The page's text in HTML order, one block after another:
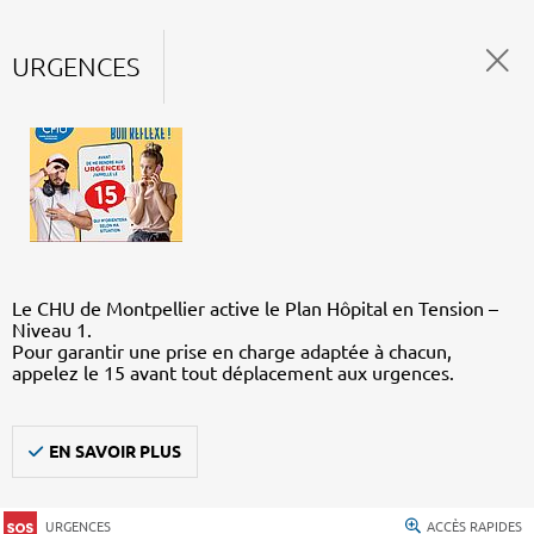
URGENCES
Le CHU de Montpellier active le Plan Hôpital en Tension –
Niveau 1.
Pour garantir une prise en charge adaptée à chacun,
appelez le 15 avant tout déplacement aux urgences.
EN SAVOIR PLUS
URGENCES ACCÈS RAPIDES